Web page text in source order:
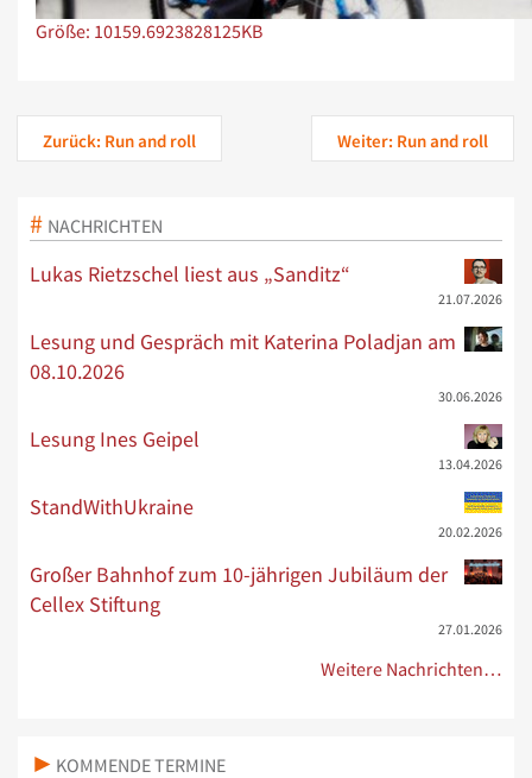
Zeige Bild in voller Größe…
Größe: 10159.6923828125KB
Zurück: Run and roll Weiter: Run and roll
NACHRICHTEN
Lukas Rietzschel liest aus „Sanditz“
21.07.2026
Lesung und Gespräch mit Katerina Poladjan am
08.10.2026
30.06.2026
Lesung Ines Geipel
13.04.2026
StandWithUkraine
20.02.2026
Großer Bahnhof zum 10-jährigen Jubiläum der
Cellex Stiftung
27.01.2026
Weitere Nachrichten…
KOMMENDE TERMINE